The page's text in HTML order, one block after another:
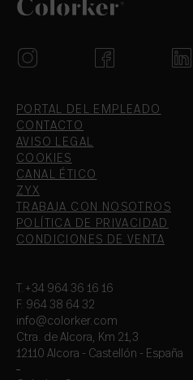
PORTAL DEL EMPLEADO
CONTACTO
AVISO LEGAL
COOKIES
CANAL ÉTICO
ZYX
TRABAJA CON NOSOTROS
POLÍTICA DE PRIVACIDAD
CONDICIONES DE VENTA
T.+34 964 36 16 16
F. 964 38 64 32
info@colorker.com
Ctra. de Alcora, Km 21,3
12110 Alcora - Castellón - España